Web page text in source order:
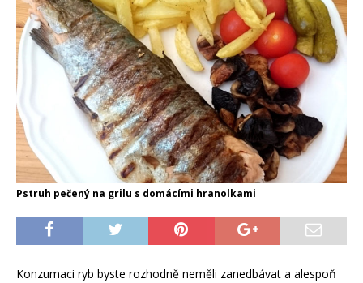
Pstruh pečený na grilu s domácími hranolkami
Konzumaci ryb byste rozhodně neměli zanedbávat a alespoň